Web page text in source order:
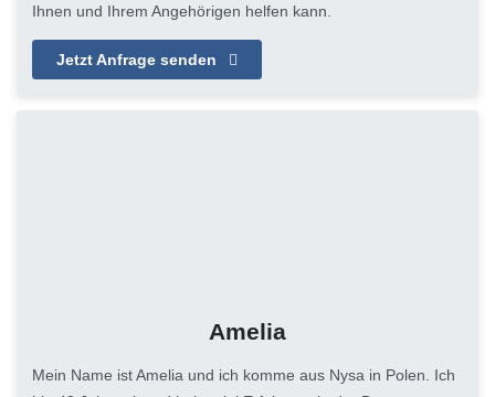
Ihnen und Ihrem Angehörigen helfen kann.
Jetzt Anfrage senden
Amelia
Mein Name ist Amelia und ich komme aus Nysa in Polen. Ich